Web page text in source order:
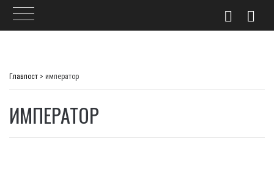
Главпост > император
ИМПЕРАТОР